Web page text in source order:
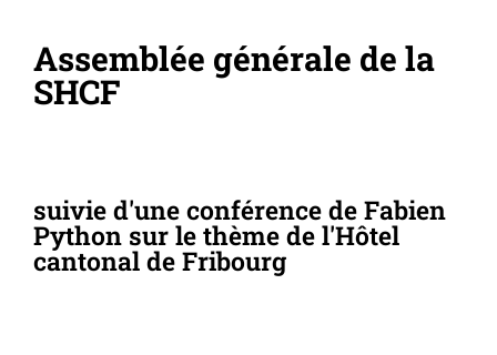
Assemblée générale de la
SHCF
suivie d'une conférence de Fabien
Python sur le thème de l'Hôtel
cantonal de Fribourg